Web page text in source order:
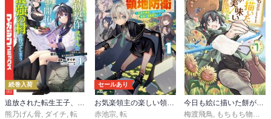
続巻入荷
熊乃げん骨 ダイチ 転
セールあり
赤池宗 転
梅渡飛鳥
もちもち物質